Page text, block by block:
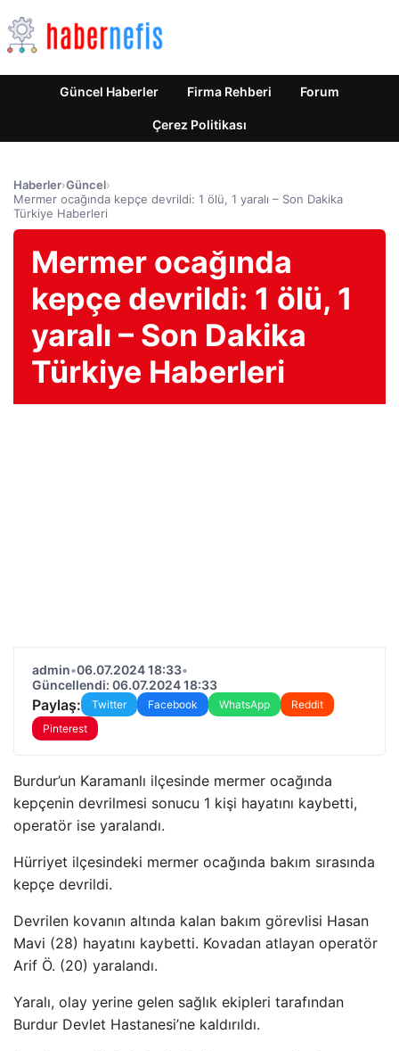
Güncel Haberler Firma Rehberi Forum
Çerez Politikası
Haberler›Güncel›
Mermer ocağında kepçe devrildi: 1 ölü, 1 yaralı – Son Dakika
Türkiye Haberleri
Mermer ocağında
kepçe devrildi: 1 ölü, 1
yaralı – Son Dakika
Türkiye Haberleri
admin•06.07.2024 18:33•
Güncellendi: 06.07.2024 18:33
Paylaş: Twitter Facebook WhatsApp
Reddit
Pinterest
Burdur’un Karamanlı ilçesinde mermer ocağında
kepçenin devrilmesi sonucu 1 kişi hayatını kaybetti,
operatör ise yaralandı.
Hürriyet ilçesindeki mermer ocağında bakım sırasında
kepçe devrildi.
Devrilen kovanın altında kalan bakım görevlisi Hasan
Mavi (28) hayatını kaybetti. Kovadan atlayan operatör
Arif Ö. (20) yaralandı.
Yaralı, olay yerine gelen sağlık ekipleri tarafından
Burdur Devlet Hastanesi’ne kaldırıldı.